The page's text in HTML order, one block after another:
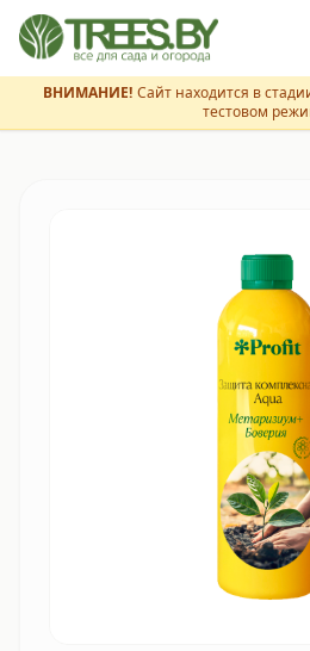
ВНИМАНИЕ! Сайт находится в
тестовом